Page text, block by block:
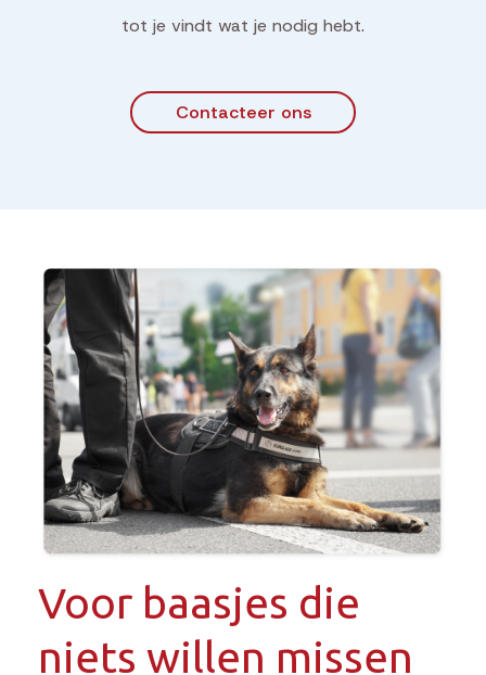
tot je vindt wat je nodig hebt.
Contacteer ons
Voor baasjes die
niets willen missen